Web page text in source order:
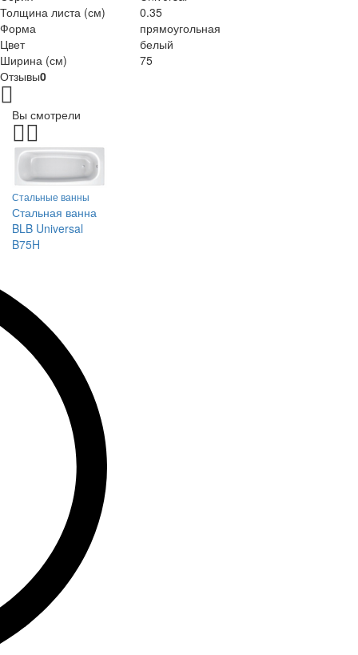
Толщина листа (см)
0.35
Форма
прямоугольная
Цвет
белый
Ширина (см)
75
Отзывы0
Вы смотрели
Стальные ванны
Стальная ванна
BLB Universal
B75H